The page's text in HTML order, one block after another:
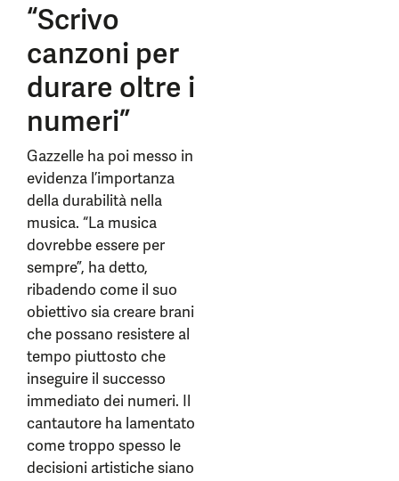
“Scrivo
canzoni per
durare oltre i
numeri”
Gazzelle ha poi messo in
evidenza l’importanza
della durabilità nella
musica. “La musica
dovrebbe essere per
sempre”, ha detto,
ribadendo come il suo
obiettivo sia creare brani
che possano resistere al
tempo piuttosto che
inseguire il successo
immediato dei numeri. Il
cantautore ha lamentato
come troppo spesso le
decisioni artistiche siano